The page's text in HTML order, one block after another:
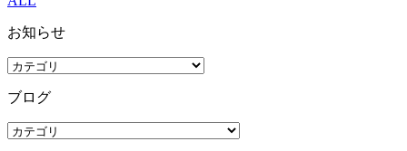
お知らせ
ブログ